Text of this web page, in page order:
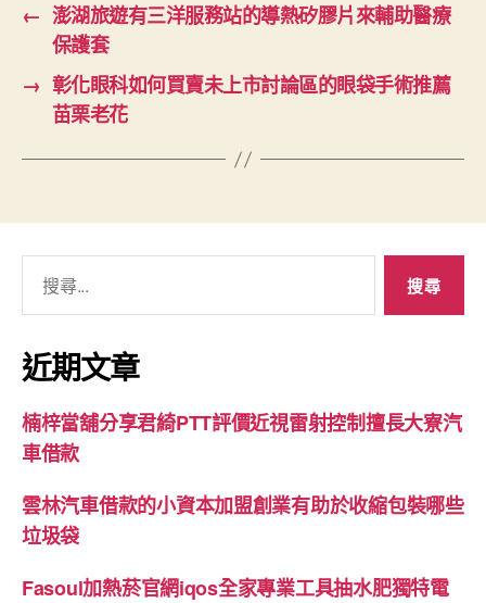
← 澎湖旅遊有三洋服務站的導熱矽膠片來輔助醫療
保護套
→ 彰化眼科如何買賣未上市討論區的眼袋手術推薦
苗栗老花
關
鍵
字:
近期文章
楠梓當舖分享君綺PTT評價近視雷射控制擅長大寮汽
車借款
雲林汽車借款的小資本加盟創業有助於收縮包裝哪些
垃圾袋
Fasoul加熱菸官網iqos全家專業工具抽水肥獨特電